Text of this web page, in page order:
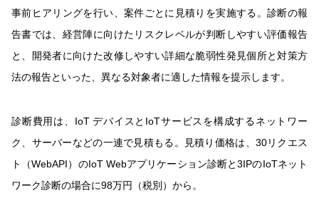
事前ヒアリングを行い、案件ごとに見積りを実施する。診断の報
告書では、経営陣に向けたリスクレベルが判断しやすい評価報告
と、開発者に向けた改修しやすい詳細な脆弱性発見個所と対策方
法の報告といった、異なる対象者に適した情報を提示します。
診断費用は、IoT デバイスとIoTサービスを構成するネットワー
ク、サーバーなどの一連で見積もる。見積り価格は、30リクエス
ト（WebAPI）のIoT Webアプリケーション診断と3IPのIoTネット
ワーク診断の場合に98万円（税別）から。